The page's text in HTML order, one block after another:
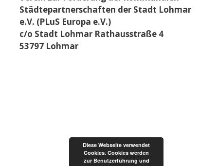
Städtepartnerschaften der Stadt Lohmar
e.V. (PLuS Europa e.V.)
c/o Stadt Lohmar Rathausstraße 4
53797 Lohmar
Diese Webseite verwendet
Cookies. Cookies werden
zur Benutzerführung und